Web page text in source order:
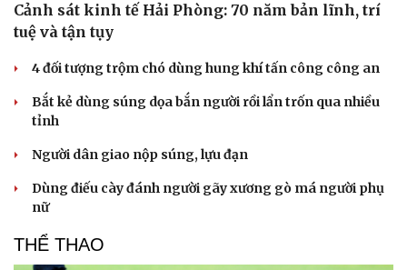
Cảnh sát kinh tế Hải Phòng: 70 năm bản lĩnh, trí
tuệ và tận tụy
4 đối tượng trộm chó dùng hung khí tấn công công an
Bắt kẻ dùng súng dọa bắn người rồi lẩn trốn qua nhiều
tỉnh
Người dân giao nộp súng, lựu đạn
Dùng điếu cày đánh người gãy xương gò má người phụ
nữ
THỂ THAO